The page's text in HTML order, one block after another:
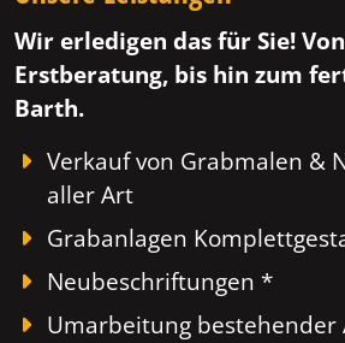
Wir erledigen das für Sie!
Erstberatung, bis hin zum
Barth.
Verkauf von Grabmalen &
aller Art
Grabanlagen
Neubeschriftungen *
Umarbeitung bestehender